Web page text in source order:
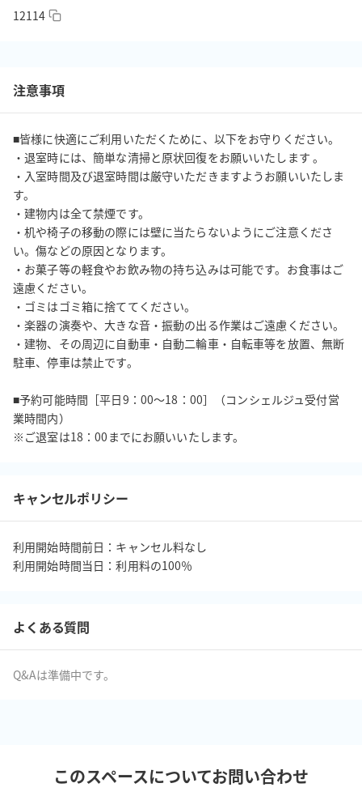
12114
注意事項
■皆様に快適にご利用いただくために、以下をお守りください。
・退室時には、簡単な清掃と原状回復をお願いいたします 。
・入室時間及び退室時間は厳守いただきますようお願いいたしま
す。
・建物内は全て禁煙です。
・机や椅子の移動の際には壁に当たらないようにご注意くださ
い。傷などの原因となります。
・お菓子等の軽食やお飲み物の持ち込みは可能です。お食事はご
遠慮ください。
・ゴミはゴミ箱に捨ててください。
・楽器の演奏や、大きな音・振動の出る作業はご遠慮ください。
・建物、その周辺に自動車・自動二輪車・自転車等を放置、無断
駐車、停車は禁止です。
■予約可能時間［平日9：00～18：00］（コンシェルジュ受付営
業時間内）
※ご退室は18：00までにお願いいたします。
キャンセルポリシー
利用開始時間前日：キャンセル料なし
利用開始時間当日：利用料の100％
よくある質問
Q&Aは準備中です。
このスペースについてお問い合わせ